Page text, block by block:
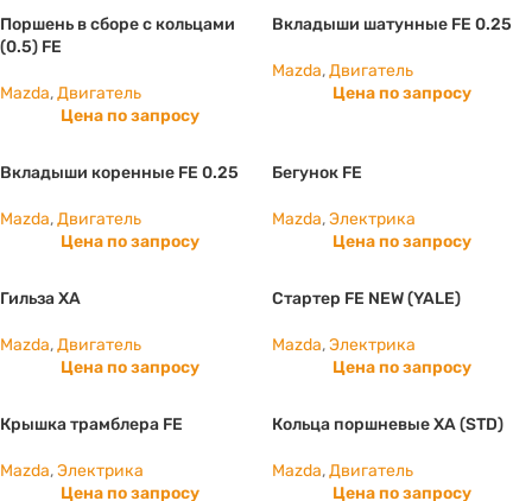
Поршень в сборе с кольцами
(0.5) FE
Mazda,Двигатель
Цена по запросу
Вкладыши шатунные FE 0.25
Mazda,Двигатель
Цена по запросу
Вкладыши коренные FE 0.25
Mazda,Двигатель
Цена по запросу
Бегунок FE
Mazda,Электрика
Цена по запросу
Гильза ХА
Mazda,Двигатель
Цена по запросу
Стартер FE NEW (YALE)
Mazda,Электрика
Цена по запросу
Крышка трамблера FE
Mazda,Электрика
Цена по запросу
Кольца поршневые ХА (STD)
Mazda,Двигатель
Цена по запросу